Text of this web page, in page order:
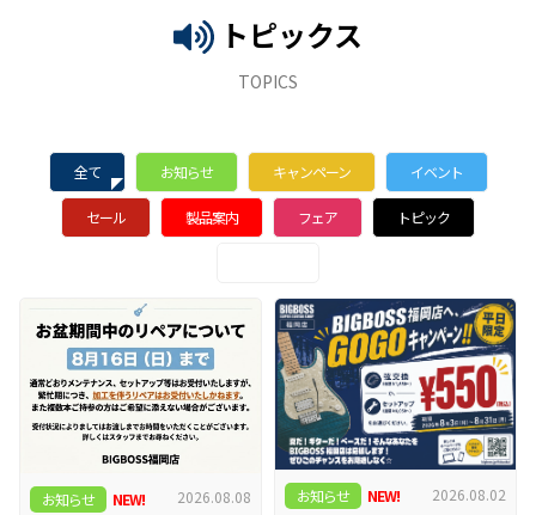
トピックス
TOPICS
全て お知らせ キャンペーン イベント
セール 製品案内 フェア トピック
お知らせ NEW! 2026.08.08 お知らせ NEW! 2026.08.02